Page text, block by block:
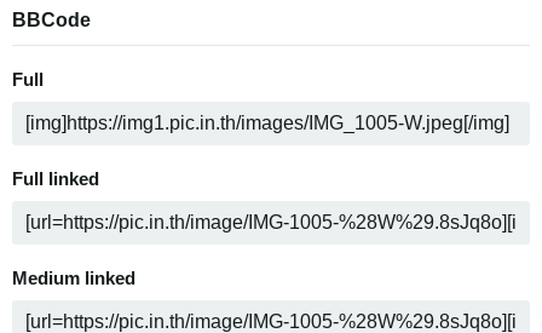
BBCode
Full
Full linked
Medium linked